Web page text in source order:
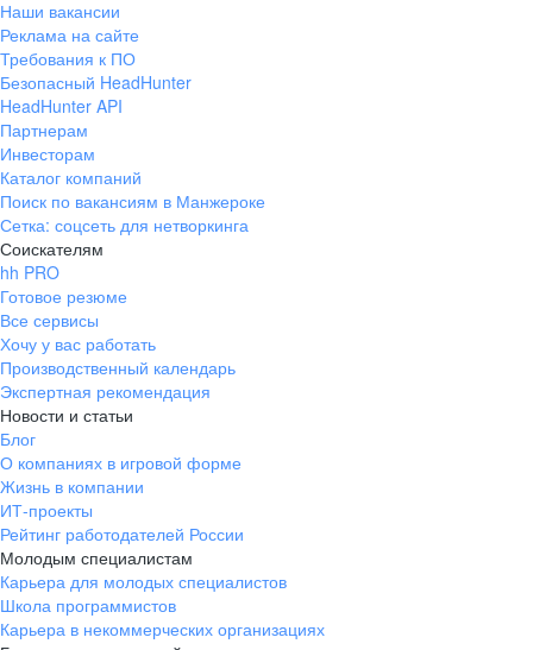
Наши вакансии
Реклама на сайте
Требования к ПО
Безопасный HeadHunter
HeadHunter API
Партнерам
Инвесторам
Каталог компаний
Поиск по вакансиям в Манжероке
Сетка: соцсеть для нетворкинга
Соискателям
hh PRO
Готовое резюме
Все сервисы
Хочу у вас работать
Производственный календарь
Экспертная рекомендация
Новости и статьи
Блог
О компаниях в игровой форме
Жизнь в компании
ИТ-проекты
Рейтинг работодателей России
Молодым специалистам
Карьера для молодых специалистов
Школа программистов
Карьера в некоммерческих организациях